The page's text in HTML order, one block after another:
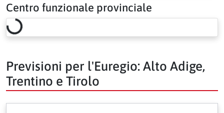
Centro funzionale provinciale
Loading risk overview…
Previsioni per l'Euregio: Alto Adige,
Trentino e Tirolo